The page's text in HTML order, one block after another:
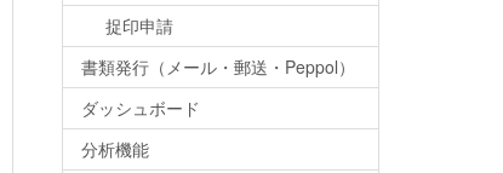
捉印申請
書類発行（メール・郵送・Peppol）
ダッシュボード
分析機能